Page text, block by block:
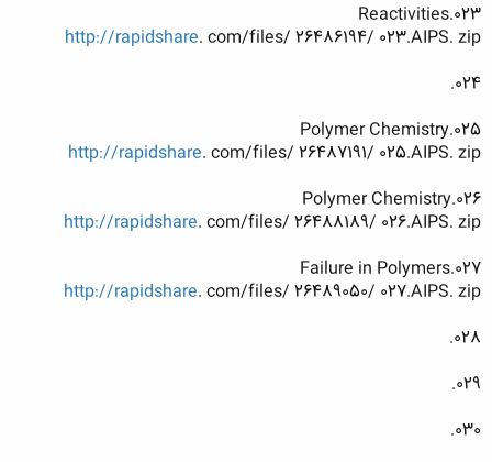
023.Reactivities
http://rapidshare. com/files/ 26486194/ 023.AIPS. zip
024.
025.Polymer Chemistry
http://rapidshare. com/files/ 26487191/ 025.AIPS. zip
026.Polymer Chemistry
http://rapidshare. com/files/ 26488189/ 026.AIPS. zip
027.Failure in Polymers
http://rapidshare. com/files/ 26489050/ 027.AIPS. zip
028.
029.
030.